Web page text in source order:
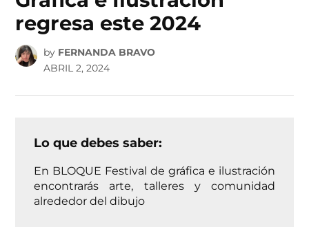
regresa este 2024
by FERNANDA BRAVO
ABRIL 2, 2024
Lo que debes saber:
En BLOQUE Festival de gráfica e ilustración
encontrarás arte, talleres y comunidad
alrededor del dibujo